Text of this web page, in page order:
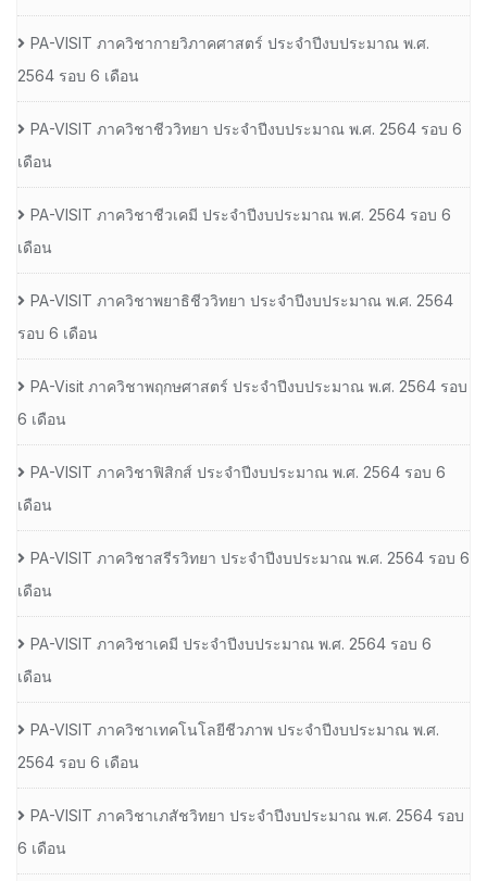
PA-VISIT ภาควิชากายวิภาคศาสตร์ ประจำปีงบประมาณ พ.ศ.
2564 รอบ 6 เดือน
PA-VISIT ภาควิชาชีววิทยา ประจำปีงบประมาณ พ.ศ. 2564 รอบ 6
เดือน
PA-VISIT ภาควิชาชีวเคมี ประจำปีงบประมาณ พ.ศ. 2564 รอบ 6
เดือน
PA-VISIT ภาควิชาพยาธิชีววิทยา ประจำปีงบประมาณ พ.ศ. 2564
รอบ 6 เดือน
PA-Visit ภาควิชาพฤกษศาสตร์ ประจำปีงบประมาณ พ.ศ. 2564 รอบ
6 เดือน
PA-VISIT ภาควิชาฟิสิกส์ ประจำปีงบประมาณ พ.ศ. 2564 รอบ 6
เดือน
PA-VISIT ภาควิชาสรีรวิทยา ประจำปีงบประมาณ พ.ศ. 2564 รอบ 6
เดือน
PA-VISIT ภาควิชาเคมี ประจำปีงบประมาณ พ.ศ. 2564 รอบ 6
เดือน
PA-VISIT ภาควิชาเทคโนโลยีชีวภาพ ประจำปีงบประมาณ พ.ศ.
2564 รอบ 6 เดือน
PA-VISIT ภาควิชาเภสัชวิทยา ประจำปีงบประมาณ พ.ศ. 2564 รอบ
6 เดือน